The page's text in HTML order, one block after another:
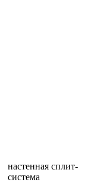
настенная сплит-
система